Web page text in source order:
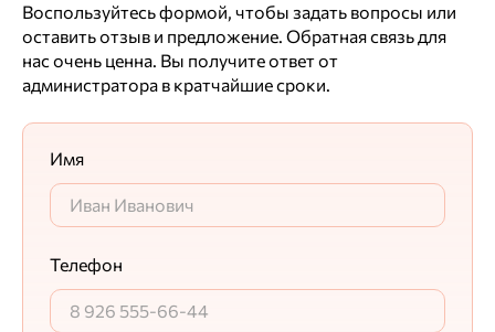
Воспользуйтесь формой, чтобы задать вопросы или
оставить отзыв и предложение. Обратная связь для
нас очень ценна. Вы получите ответ от
администратора в кратчайшие сроки.
Имя
Телефон